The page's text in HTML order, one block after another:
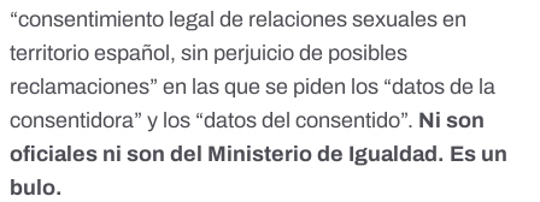
“consentimiento legal de relaciones sexuales en
territorio español, sin perjuicio de posibles
reclamaciones” en las que se piden los “datos de la
consentidora” y los “datos del consentido”. Ni son
oficiales ni son del Ministerio de Igualdad. Es un
bulo.